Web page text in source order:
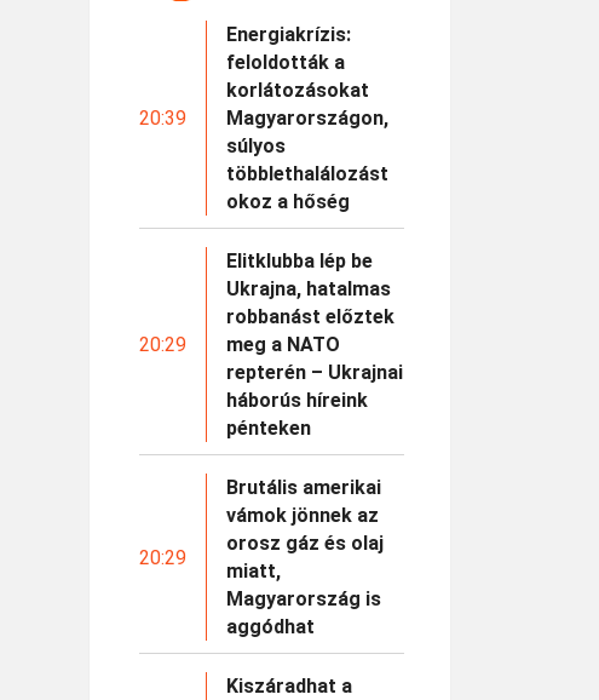
20:39
Energiakrízis:
feloldották a
korlátozásokat
Magyarországon,
súlyos
többlethalálozást
okoz a hőség
20:29
Elitklubba lép be
Ukrajna, hatalmas
robbanást előztek
meg a NATO
repterén – Ukrajnai
háborús híreink
pénteken
20:29
Brutális amerikai
vámok jönnek az
orosz gáz és olaj
miatt,
Magyarország is
aggódhat
Kiszáradhat a